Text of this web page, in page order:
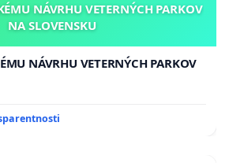
NÁVRHU VETERNÝCH PARKOV
NA SLOVENSKU
NÁVRHU VETERNÝCH PARKOV